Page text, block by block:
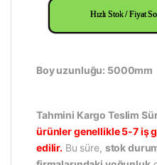
Hızlı Stok / Fiyat
Boy uzunluğu: 5000mm
Tahmini Kargo Teslim
ürünler genellikle 5-7 iş
edilir. Bu süre, stok